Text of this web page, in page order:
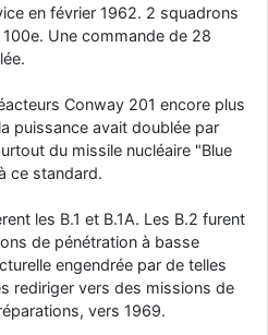
en février 1962. 2 squadrons
Une commande de 28
Conway 201 encore plus
puissance avait doublée par
du missile nucléaire "Blue
ce standard.
les B.1 et B.1A. Les B.2 furent
de pénétration à basse
engendrée par de telles
rediriger vers des missions de
vers 1969.